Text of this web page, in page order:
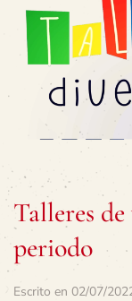
Talleres
periodo
Escrito en 02/07/